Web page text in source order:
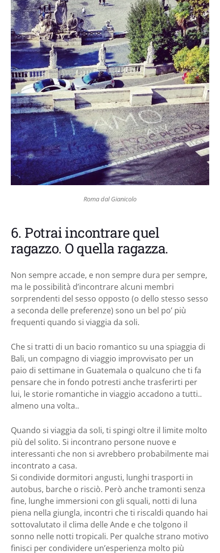
Roma dal Gianicolo
6. Potrai incontrare quel
ragazzo. O quella ragazza.
Non sempre accade, e non sempre dura per sempre,
ma le possibilità d’incontrare alcuni membri
sorprendenti del sesso opposto (o dello stesso sesso
a seconda delle preferenze) sono un bel po’ più
frequenti quando si viaggia da soli.
Che si tratti di un bacio romantico su una spiaggia di
Bali, un compagno di viaggio improvvisato per un
paio di settimane in Guatemala o qualcuno che ti fa
pensare che in fondo potresti anche trasferirti per
lui, le storie romantiche in viaggio accadono a tutti..
almeno una volta..
Quando si viaggia da soli, ti spingi oltre il limite molto
più del solito. Si incontrano persone nuove e
interessanti che non si avrebbero probabilmente mai
incontrato a casa.
Si condivide dormitori angusti, lunghi trasporti in
autobus, barche o risciò. Però anche tramonti senza
fine, lunghe immersioni con gli squali, notti di luna
piena nella giungla, incontri che ti riscaldi quando hai
sottovalutato il clima delle Ande e che tolgono il
sonno nelle notti tropicali. Per qualche strano motivo
finisci per condividere un’esperienza molto più